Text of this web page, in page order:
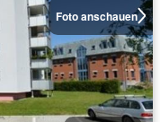
Foto anschauen